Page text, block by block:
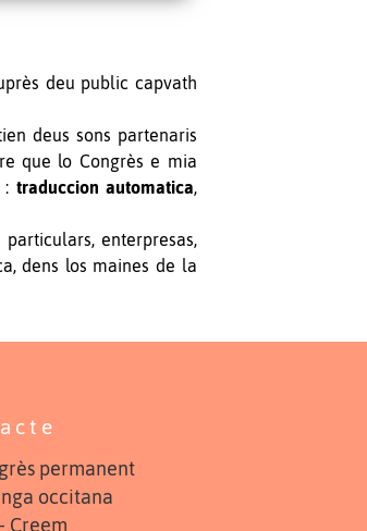
deu public capvath
deus sons partenaris
que lo Congrès e mia
: traduccion automatica,
enterpresas,
dens los maines de la
permanent
occitana
Creem